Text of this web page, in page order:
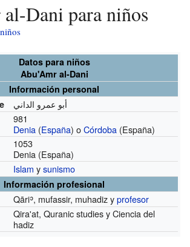
al-Dani para niños
Datos para niños
Abu'Amr al-Dani
Información personal
أبو عمرو الداني
981
Denia (España) oCórdoba (España)
1053
Denia (España)
Islam ysunismo
Información profesional
Qāriʾ, mufassir, muhadiz yprofesor
Qira'at, Quranic studies y Ciencia del
hadiz